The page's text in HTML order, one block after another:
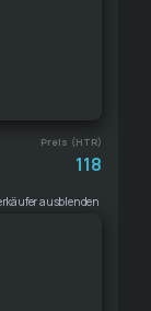
Preis (HTR)
118
ausblenden